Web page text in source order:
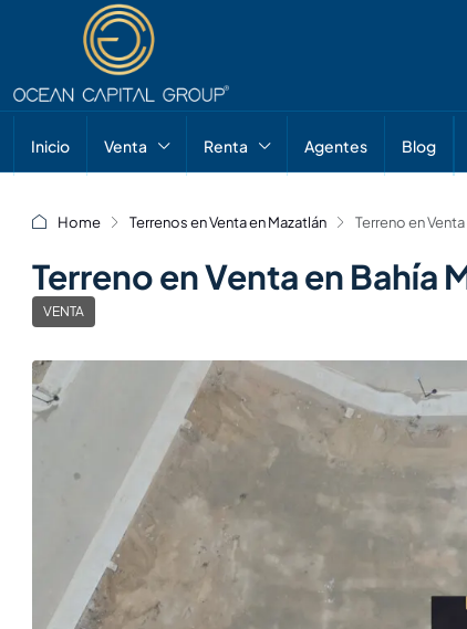
Inicio Venta Renta Agentes Blog
Home Terrenos en Venta en Mazatlán Terreno en
Terreno en Venta en Bahía
VENTA